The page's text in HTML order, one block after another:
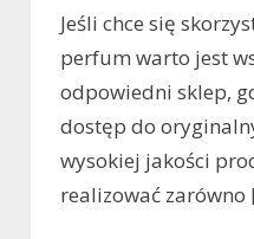
Jeśli chce się
perfum warto jest
odpowiedni sklep,
dostęp do
wysokiej jakości
realizować